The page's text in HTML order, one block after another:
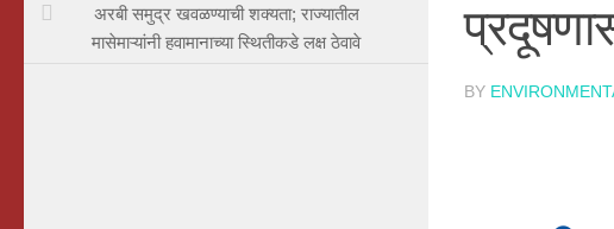
BY
अरबी समुद्र खवळण्याची शक्यता; राज्यातील
मासेमाऱ्यांनी हवामानाच्या स्थितीकडे लक्ष ठेवावे